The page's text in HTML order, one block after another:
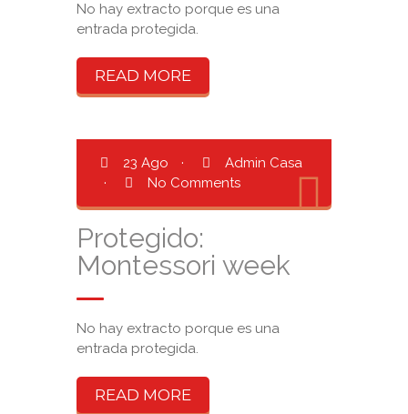
No hay extracto porque es una
entrada protegida.
READ MORE
23 Ago ·
Admin Casa
·
No Comments
Protegido:
Montessori week
No hay extracto porque es una
entrada protegida.
READ MORE